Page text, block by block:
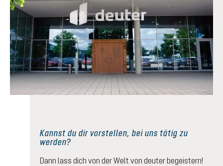
Kannst du dir vorstellen, bei uns tätig zu
werden?
Dann lass dich von der Welt von deuter begeistern!